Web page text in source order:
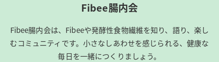
Fibee腸内会
Fibee腸内会は、​Fibeeや発酵性食物繊維を知り、語り、楽し
むコミュニティです。​小さなしあわせを感じられる、健康な
毎日を一緒につくりましょう。